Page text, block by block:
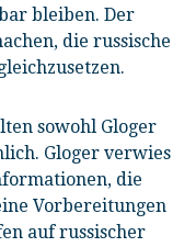
bleiben. Der
die russische
sowohl Gloger
Gloger verwies
die
Vorbereitungen
auf russischer